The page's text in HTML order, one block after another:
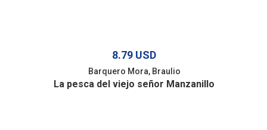
8.79 USD
Barquero Mora, Braulio
La pesca del viejo señor Manzanillo